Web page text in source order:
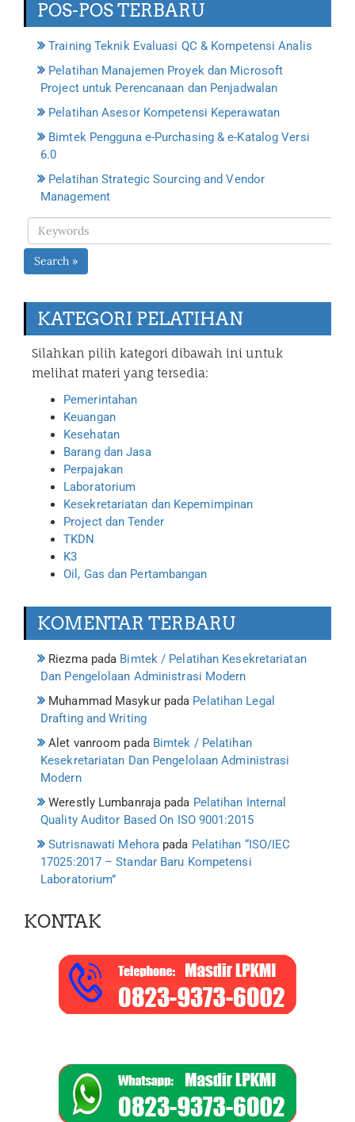
POS-POS TERBARU
Training Teknik Evaluasi QC & Kompetensi Analis
Pelatihan Manajemen Proyek dan Microsoft
Project untuk Perencanaan dan Penjadwalan
Pelatihan Asesor Kompetensi Keperawatan
Bimtek Pengguna e-Purchasing & e-Katalog Versi
6.0
Pelatihan Strategic Sourcing and Vendor
Management
Search »
KATEGORI PELATIHAN
Silahkan pilih kategori dibawah ini untuk
melihat materi yang tersedia:
Pemerintahan
Keuangan
Kesehatan
Barang dan Jasa
Perpajakan
Laboratorium
Kesekretariatan dan Kepemimpinan
Project dan Tender
TKDN
K3
Oil, Gas dan Pertambangan
KOMENTAR TERBARU
Riezmapada Bimtek / Pelatihan Kesekretariatan
Dan Pengelolaan Administrasi Modern
Muhammad Masykurpada Pelatihan Legal
Drafting and Writing
Alet vanroom pada Bimtek / Pelatihan
Kesekretariatan Dan Pengelolaan Administrasi
Modern
Werestly Lumbanraja pada Pelatihan Internal
Quality Auditor Based On ISO 9001:2015
Sutrisnawati Mehora pada Pelatihan “ISO/IEC
17025:2017 – Standar Baru Kompetensi
Laboratorium”
KONTAK